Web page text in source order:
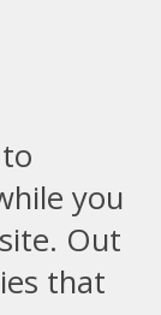
you
Out
that